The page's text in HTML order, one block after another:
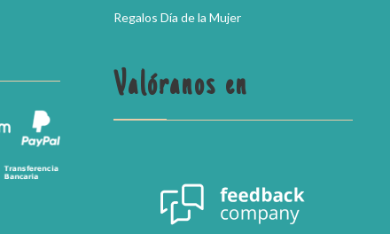
Regalos Día de la Mujer
Valóranos en